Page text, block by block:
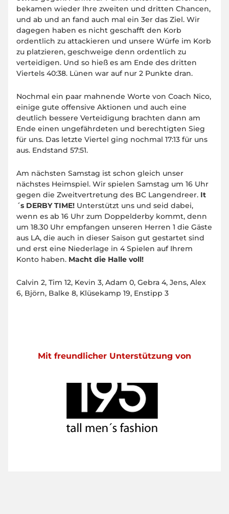
bekamen wieder Ihre zweiten und dritten Chancen,
und ab und an fand auch mal ein 3er das Ziel. Wir
dagegen haben es nicht geschafft den Korb
ordentlich zu attackieren und unsere Würfe im Korb
zu platzieren, geschweige denn ordentlich zu
verteidigen. Und so hieß es am Ende des dritten
Viertels 40:38. Lünen war auf nur 2 Punkte dran.
Nochmal ein paar mahnende Worte von Coach Nico,
einige gute offensive Aktionen und auch eine
deutlich bessere Verteidigung brachten dann am
Ende einen ungefährdeten und berechtigten Sieg
für uns. Das letzte Viertel ging nochmal 17:13 für uns
aus. Endstand 57:51.
Am nächsten Samstag ist schon gleich unser
nächstes Heimspiel. Wir spielen Samstag um 16 Uhr
gegen die Zweitvertretung des BC Langendreer. It
´s DERBY TIME! Unterstützt uns und seid dabei,
wenn es ab 16 Uhr zum Doppelderby kommt, denn
um 18.30 Uhr empfangen unseren Herren 1 die Gäste
aus LA, die auch in dieser Saison gut gestartet sind
und erst eine Niederlage in 4 Spielen auf Ihrem
Konto haben. Macht die Halle voll!
Calvin 2, Tim 12, Kevin 3, Adam 0, Gebra 4, Jens, Alex
6, Björn, Balke 8, Klüsekamp 19, Enstipp 3
Mit freundlicher Unterstützung von